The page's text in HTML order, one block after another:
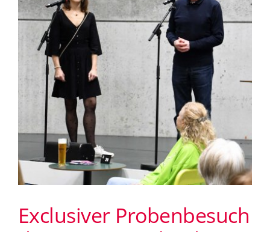
der
Theaterfreunde
Augsburg
Exclusiver Probenbesuch